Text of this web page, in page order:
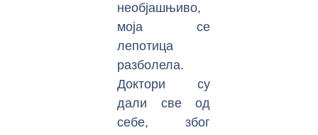
необјашњиво,
моја се
лепотица
разболела.
Доктори су
дали све од
себе, због